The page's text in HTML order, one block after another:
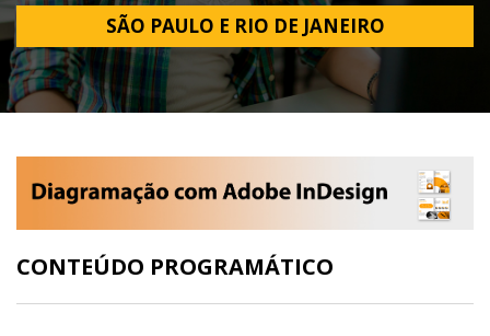
SÃO PAULO E RIO DE JANEIRO
CONTEÚDO PROGRAMÁTICO